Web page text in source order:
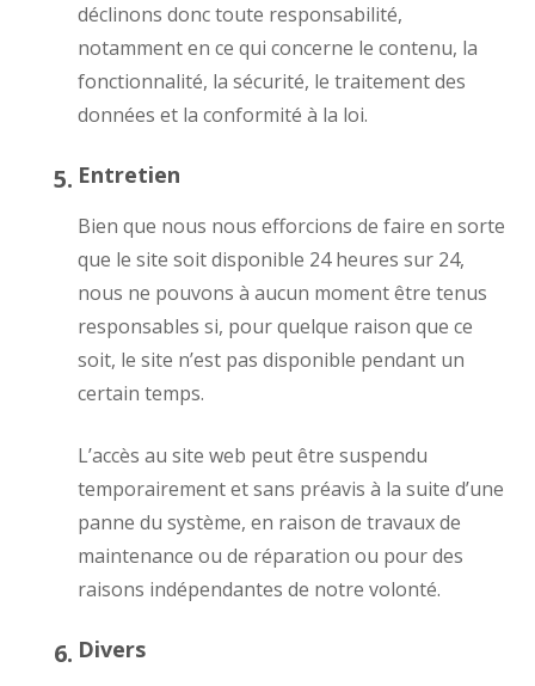
déclinons donc toute responsabilité,
notamment en ce qui concerne le contenu, la
fonctionnalité, la sécurité, le traitement des
données et la conformité à la loi.
Entretien
Bien que nous nous efforcions de faire en sorte
que le site soit disponible 24 heures sur 24,
nous ne pouvons à aucun moment être tenus
responsables si, pour quelque raison que ce
soit, le site n’est pas disponible pendant un
certain temps.
L’accès au site web peut être suspendu
temporairement et sans préavis à la suite d’une
panne du système, en raison de travaux de
maintenance ou de réparation ou pour des
raisons indépendantes de notre volonté.
Divers